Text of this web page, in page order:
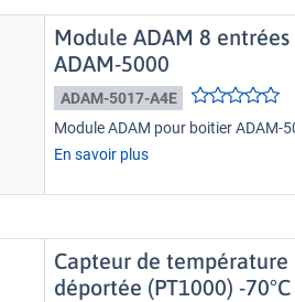
Module ADAM 8
ADAM-5000
ADAM-5017-A4E
Module ADAM pour boitier ADAM-
En savoir plus
Capteur de température
déportée (PT1000) -70°C